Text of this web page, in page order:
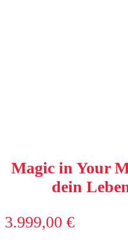
Magic in Your
dein
3.999,00 €